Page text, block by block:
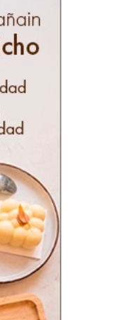
Lekunberri